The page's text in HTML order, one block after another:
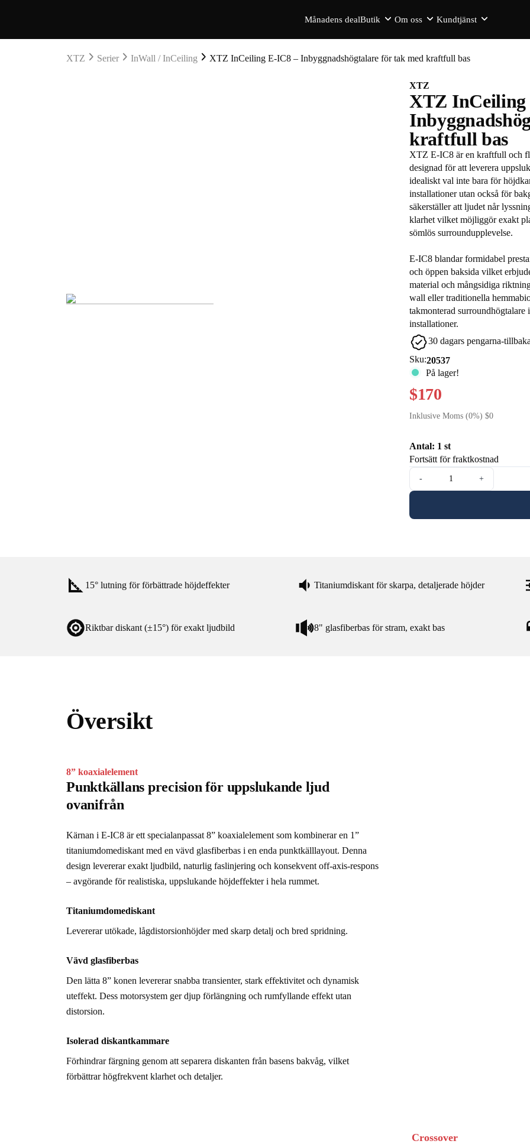
Månadens dealButik Om oss Kundtjänst
XTZ Serier InWall / InCeiling XTZ InCeiling E-IC8 – Inbyggnadshögtalare för tak med kraftfull bas
XTZ
XTZ InCeiling
kraftfull bas
XTZ E-IC8 är en kraftfull och
designad för att leverera
idealiskt val inte bara för
installationer utan också för
säkerställer att ljudet når
klarhet vilket möjliggör exakt
sömlös surroundupplevelse.
E-IC8 blandar formidabel
och öppen baksida vilket
material och mångsidiga
wall eller traditionella
takmonterad
installationer.
30 dagars pengarna-
Sku:20537
På lager!
$170
Inklusive Moms (0%) $0
Antal: 1 st
Fortsätt för fraktkostnad
- +
15° lutning för förbättrade höjdeffekter Titaniumdiskant för skarpa, detaljerade höjder
Riktbar diskant (±15°) för exakt ljudbild 8" glasfiberbas för stram, exakt bas
Översikt
8” koaxialelement
Punktkällans precision för uppslukande ljud
ovanifrån
Kärnan i E-IC8 är ett specialanpassat 8” koaxialelement som kombinerar en 1”
titaniumdomediskant med en vävd glasfiberbas i en enda punktkälllayout. Denna
design levererar exakt ljudbild, naturlig faslinjering och konsekvent off-axis-respons
– avgörande för realistiska, uppslukande höjdeffekter i hela rummet.
Titaniumdomediskant
Levererar utökade, lågdistorsionhöjder med skarp detalj och bred spridning.
Vävd glasfiberbas
Den lätta 8” konen levererar snabba transienter, stark effektivitet och dynamisk
uteffekt. Dess motorsystem ger djup förlängning och rumfyllande effekt utan
distorsion.
Isolerad diskantkammare
Förhindrar färgning genom att separera diskanten från basens bakvåg, vilket
förbättrar högfrekvent klarhet och detaljer.
Crossover